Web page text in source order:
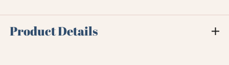
Product Details